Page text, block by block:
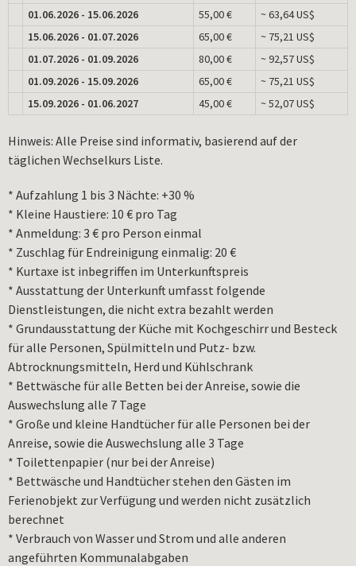
01.06.2026 - 15.06.2026 55,00 €
~ 63,64 US$
15.06.2026 - 01.07.2026
65,00 €
~ 75,21 US$
01.07.2026 - 01.09.2026
80,00 €
~ 92,57 US$
01.09.2026 - 15.09.2026
65,00 €
~ 75,21 US$
15.09.2026 - 01.06.2027
45,00 € ~ 52,07 US$
Hinweis: Alle Preise sind informativ, basierend auf der
täglichen Wechselkurs Liste.
* Aufzahlung 1 bis 3 Nächte: +30 %
* Kleine Haustiere: 10 € pro Tag
* Anmeldung: 3 € pro Person einmal
* Zuschlag für Endreinigung einmalig: 20 €
* Kurtaxe ist inbegriffen im Unterkunftspreis
* Ausstattung der Unterkunft umfasst folgende
Dienstleistungen, die nicht extra bezahlt werden
* Grundausstattung der Küche mit Kochgeschirr und Besteck
für alle Personen, Spülmitteln und Putz- bzw.
Abtrocknungsmitteln, Herd und Kühlschrank
* Bettwäsche für alle Betten bei der Anreise, sowie die
Auswechslung alle 7 Tage
* Große und kleine Handtücher für alle Personen bei der
Anreise, sowie die Auswechslung alle 3 Tage
* Toilettenpapier (nur bei der Anreise)
* Bettwäsche und Handtücher stehen den Gästen im
Ferienobjekt zur Verfügung und werden nicht zusätzlich
berechnet
* Verbrauch von Wasser und Strom und alle anderen
angeführten Kommunalabgaben